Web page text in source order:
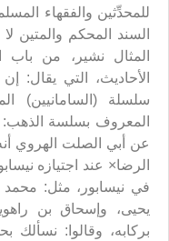
للمحدِّثين والفقهاء
السند المحكم والمتين
المثال نشير، من باب
الأحاديث، التي
سلسلة (السامانيين)
عن أبي الصلت الهروي
الرضا× عند اجتيازه
في نيسابور، مثل:
يحيى، وإسحاق بن
بركابه، وقالوا: نسألك